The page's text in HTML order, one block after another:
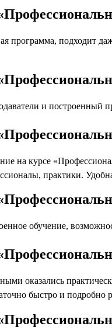
программа, подходит
и построенный
на курсе
практики.
обучение,
оказались
быстро и подробно